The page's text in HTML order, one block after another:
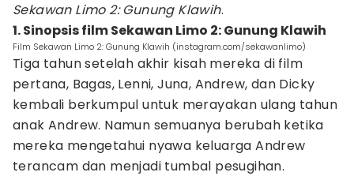
Sekawan Limo 2: Gunung Klawih.
1. Sinopsis film Sekawan Limo 2: Gunung Klawih
Film Sekawan Limo 2: Gunung Klawih (instagram.com/sekawanlimo)
Tiga tahun setelah akhir kisah mereka di film
pertana, Bagas, Lenni, Juna, Andrew, dan Dicky
kembali berkumpul untuk merayakan ulang tahun
anak Andrew. Namun semuanya berubah ketika
mereka mengetahui nyawa keluarga Andrew
terancam dan menjadi tumbal pesugihan.